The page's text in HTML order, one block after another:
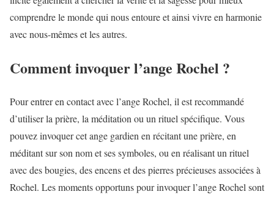
comprendre le monde qui nous entoure et ainsi vivre en harmonie
avec nous-mêmes et les autres.
Comment invoquer l’ange Rochel ?
Pour entrer en contact avec l’ange Rochel, il est recommandé
d’utiliser la prière, la méditation ou un rituel spécifique. Vous
pouvez invoquer cet ange gardien en récitant une prière, en
méditant sur son nom et ses symboles, ou en réalisant un rituel
avec des bougies, des encens et des pierres précieuses associées à
Rochel. Les moments opportuns pour invoquer l’ange Rochel sont